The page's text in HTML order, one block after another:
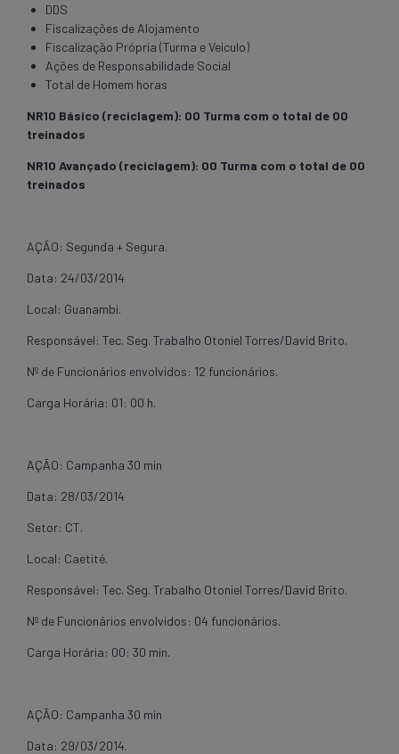
DDS
Fiscalizações de Alojamento
Fiscalização Própria (Turma e Veiculo)
Ações de Responsabilidade Social
Total de Homem horas
NR10 Básico (reciclagem): 00 Turma com o total de 00
treinados
NR10 Avançado (reciclagem): 00 Turma com o total de 00
treinados
AÇÃO: Segunda + Segura.
Data: 24/03/2014
Local: Guanambi.
Responsável: Tec. Seg. Trabalho Otoniel Torres/David Brito.
Nº de Funcionários envolvidos: 12 funcionários.
Carga Horária: 01: 00 h.
AÇÃO: Campanha 30 min
Data: 28/03/2014
Setor: CT.
Local: Caetité.
Responsável: Tec. Seg. Trabalho Otoniel Torres/David Brito.
Nº de Funcionários envolvidos: 04 funcionários.
Carga Horária: 00: 30 min.
AÇÃO: Campanha 30 min
Data: 29/03/2014.